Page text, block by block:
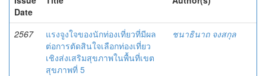
Date
2567
แรงจูงใจของนักท่องเที่ยวที่มีผล
ต่อการตัดสินใจเลือกท่องเที่ยว
เชิงส่งเสริมสุขภาพในพื้นที่เขต
สุขภาพที่ 5
ชนาธินาถ จงสกุล